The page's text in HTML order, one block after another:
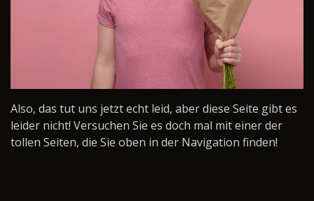
Also, das tut uns jetzt echt leid, aber diese Seite gibt es
leider nicht! Versuchen Sie es doch mal mit einer der
tollen Seiten, die Sie oben in der Navigation finden!